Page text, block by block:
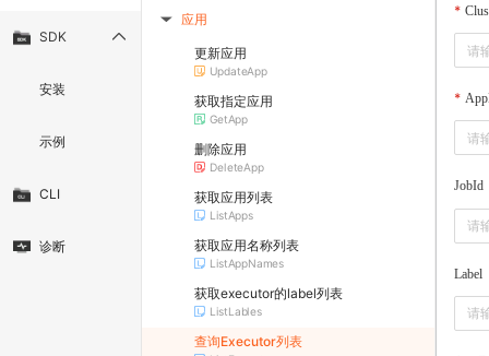
SDK
安装
示例
CLI
诊断
▶ 应用
更新应用
UpdateApp
获取指定应用
GetApp
删除应用
DeleteApp
获取应用列表
ListApps
获取应用名称列表
ListAppNames
获取executor的label列表
ListLables
查询Executor列表
JobId
Label